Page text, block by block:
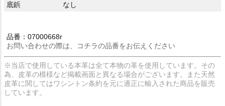
底鋲
なし
品番：07000668r
お問い合わせの際は、コチラの品番をお伝えください
※当店で使用している本革は全て本物の革を使用しています。その
為、皮革の模様など掲載画面と異なる場合がございます。また天然
皮革に関してはワシントン条約を元に適正に輸入された商品を販売
しています。